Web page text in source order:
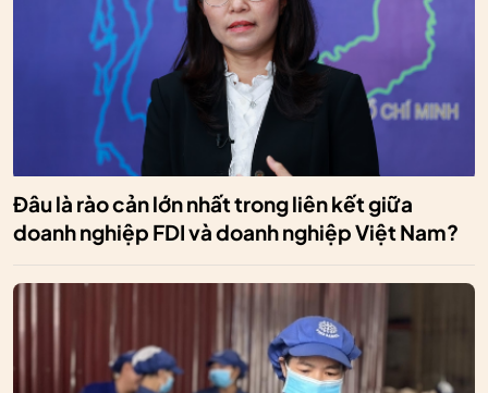
Đâu là rào cản lớn nhất trong liên kết giữa
doanh nghiệp FDI và doanh nghiệp Việt Nam?